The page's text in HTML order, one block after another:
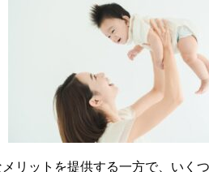
リットを提供する一方で、いく